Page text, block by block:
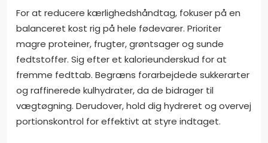
For at reducere kærlighedshåndtag, fokuser på en
balanceret kost rig på hele fødevarer. Prioriter
magre proteiner, frugter, grøntsager og sunde
fedtstoffer. Sig efter et kalorieunderskud for at
fremme fedttab. Begræns forarbejdede sukkerarter
og raffinerede kulhydrater, da de bidrager til
vægtøgning. Derudover, hold dig hydreret og overvej
portionskontrol for effektivt at styre indtaget.